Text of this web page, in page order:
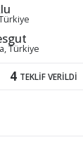
Türkiye
4 TEKLİF VERİLDİ